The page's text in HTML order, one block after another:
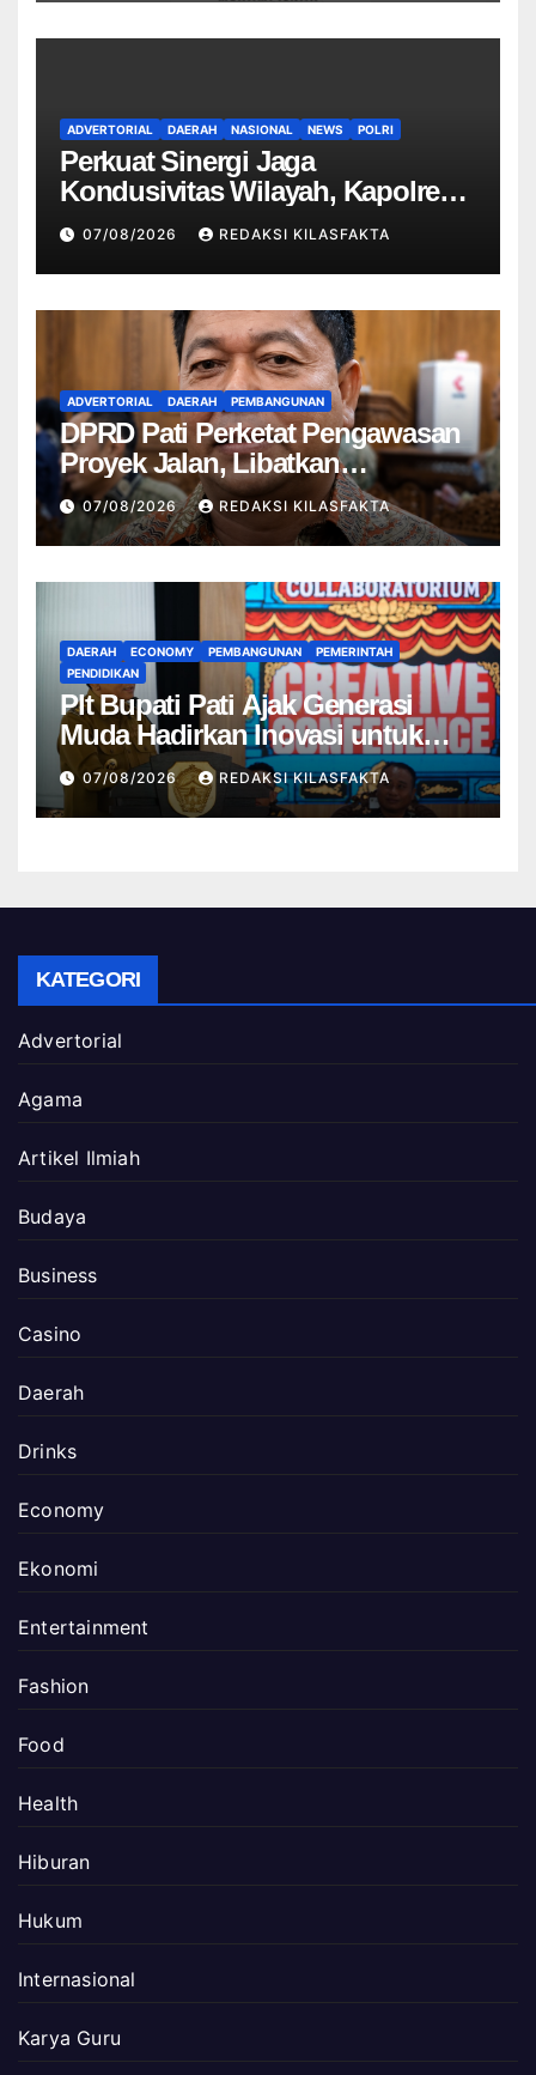
ADVERTORIAL DAERAH NASIONAL NEWS POLRI
Perkuat Sinergi Jaga
Kondusivitas Wilayah, Kapolres
Ngawi Pimpin Curhat Kamtibmas
07/08/2026 REDAKSI KILASFAKTA
ADVERTORIAL DAERAH PEMBANGUNAN
DPRD Pati Perketat Pengawasan
Proyek Jalan, Libatkan
Masyarakat Awasi Pelaksanaan
APBD
07/08/2026 REDAKSI KILASFAKTA
DAERAH ECONOMY PEMBANGUNAN
PEMERINTAH
PENDIDIKAN
Plt Bupati Pati Ajak Generasi
Muda Hadirkan Inovasi untuk
Menjawab Tantangan Daerah
07/08/2026 REDAKSI KILASFAKTA
KATEGORI
Advertorial
Agama
Artikel Ilmiah
Budaya
Business
Casino
Daerah
Drinks
Economy
Ekonomi
Entertainment
Fashion
Food
Health
Hiburan
Hukum
Internasional
Karya Guru